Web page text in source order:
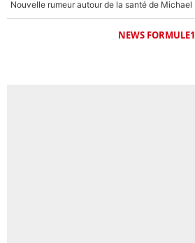
NEWS FORMULE1